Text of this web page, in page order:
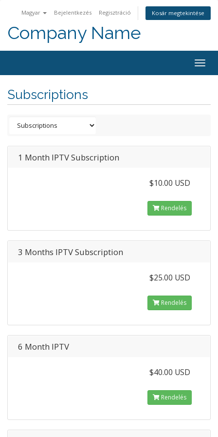
Magyar Bejelentkezés Regisztráció Kosár megtekintése
Company Name
Subscriptions
1 Month IPTV Subscription
$10.00 USD
Rendelés
3 Months IPTV Subscription
$25.00 USD
Rendelés
6 Month IPTV
$40.00 USD
Rendelés